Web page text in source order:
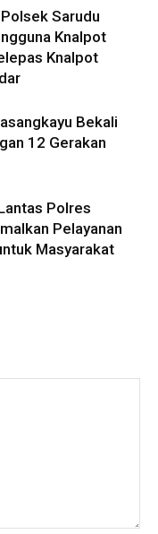
Sarudu
Knalpot
Knalpot
Bekali
12 Gerakan
Polres
Pelayanan
Masyarakat